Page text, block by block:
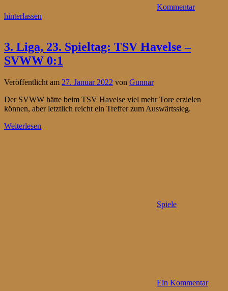
Kommentar
hinterlassen
3. Liga, 23. Spieltag: TSV Havelse –
SVWW 0:1
Veröffentlicht am 27. Januar 2022 von Gunnar
Der SVWW hätte beim TSV Havelse viel mehr Tore erzielen
können, aber letztlich reicht ein Treffer zum Auswärtssieg.
Weiterlesen
Spiele
Ein Kommentar